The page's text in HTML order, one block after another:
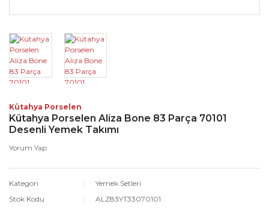
Kütahya Porselen
Kütahya Porselen Aliza Bone 83 Parça 70101
Desenli Yemek Takımı
Yorum Yap
Kategori
Yemek Setleri
Stok Kodu
ALZ83YT33070101